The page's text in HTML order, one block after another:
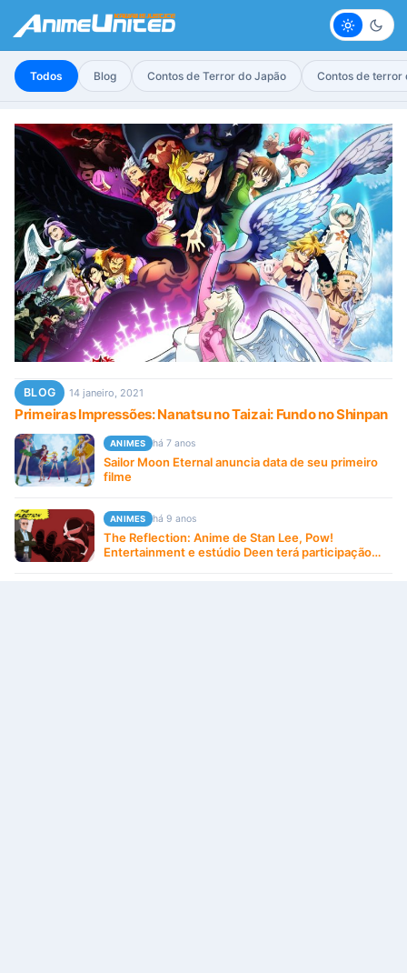
Claro
Todos Blog Contos de Terror do Japão Contos de terror
BLOG 14 janeiro, 2021
Primeiras Impressões: Nanatsu no Taizai: Fundo no Shinpan
ANIMES há 7 anos
Sailor Moon Eternal anuncia data de seu primeiro
filme
ANIMES há 9 anos
The Reflection: Anime de Stan Lee, Pow!
Entertainment e estúdio Deen terá participação